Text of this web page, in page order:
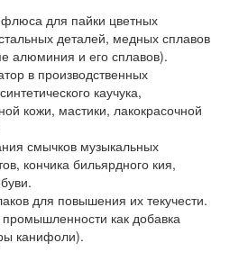
флюса для пайки цветных
деталей, медных сплавов
алюминия и его сплавов).
в производственных
каучука,
кожи, мастики, лакокрасочной
смычков музыкальных
кончика бильярдного кия,
для повышения их текучести.
как добавка
канифоли).